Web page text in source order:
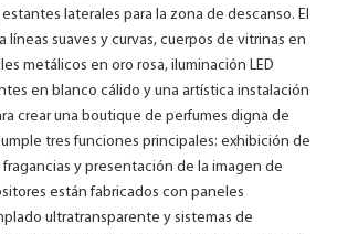
laterales para la zona de descanso. El
líneas suaves y curvas, cuerpos de vitrinas en
metálicos en oro rosa, iluminación LED
en blanco cálido y una artística instalación
crear una boutique de perfumes digna de
tres funciones principales: exhibición de
y presentación de la imagen de
están fabricados con paneles
ultratransparente y sistemas de